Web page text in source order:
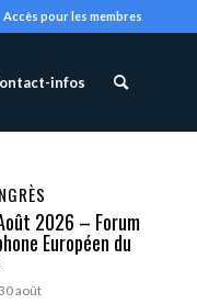
Accès pour les membres
infos
2026 – Forum
Européen du
août